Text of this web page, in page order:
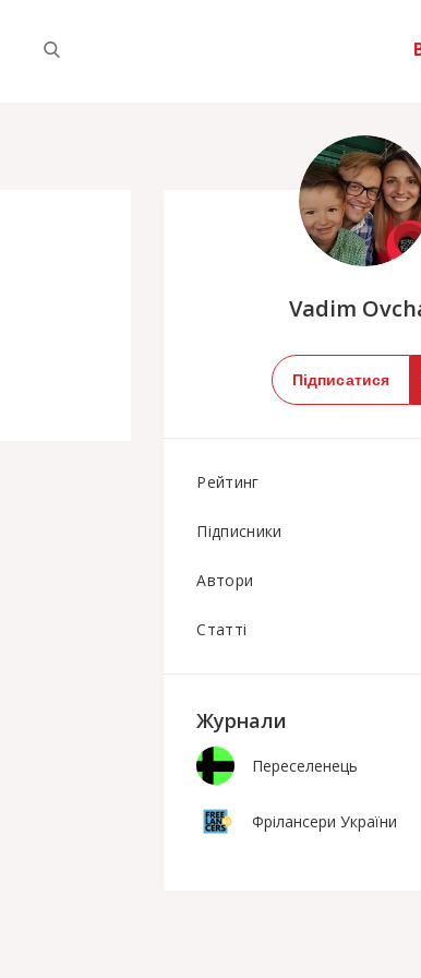
Vadim
Підписатися
Рейтинг
Підписники
Автори
Статті
Журнали
Переселенець
Фрілансери України